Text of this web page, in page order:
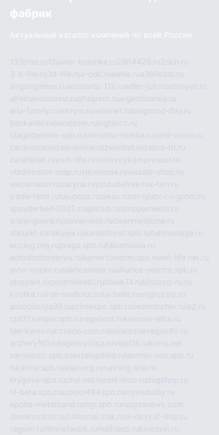
фабрик
Актуальный каталог компаний по всей России
133chel.ru13autor-kolonka.ru2864420.ru2rich.ru
3-d-file.ru3d-file.rua-cdc.ruaalse.rua380club.ru
airgungames.ruaccounts-112.ruadler-jun.ruadonyev.ru
alfeihavsalnassr.rualtaipant.ruargentinamia.ru
aria-family.ruarkrym.ruashanet.rubelgorod-day.ru
bankaribi.rubandamn.rubigfatcc.ru
blagodarenie-spb.ruborodino-media.rucard-voice.ru
cardvoice.ruzed-online.ruzvonitut.ruzebra-tlt.ru
zarafshan.ruyork-life.ruvintovoykompressor.ru
vladivostok-map.ruvlknrussia.ruwasabi-shop.ru
webamator.ruzaryna.ruyoutubefree.rux-ton.ru
trade-farm.rutajuncos.rutaksu.rutor-lyubov-i-grom.ru
spayderhed-2022.rusplclub.rustoppamedia.ru
snow-guard.ruslovar-ivrit.rucleanmedicine.ru
shkurki-karakulya.rukanotiforet.spb.rututmassage.ru
ecolog.org.rupraga.spb.rufalcorussia.ru
autodoctorservis.rukamertondom.spb.ru net-life.net.ru
avto-vozim.rusakhcamera.rualliance-electro.spb.ru
stroyavt.rucontrolweb1.rutdsak74.rukinzozo-ru.ru
kvotka.ru iron-snab.rucosta-bella.rueugrus.pp.ru
associaciya39.ruprimexpo.spb.rubezmorchin.ru ia2.ru
cpt21.ru ispecspb.ru regahost.rukolosok-elita.ru
tae-kwon.ruconsrio.com.ru insiam.ruavegainfo.ru
archery161.rubigencyclica.ruvlast16.rukorru.net
sarmiento.spb.suextelopedia.ru lammin-suo.spb.ru
iskatour.spb.rusnpi.org.ru running-line.ru
krygeva-spa.ruchel.net.ru rust-loco.rudugshop.ru
hl-beta.spb.ruschool494.spb.ru mymubaby.ru
epoha-metalband.ru ngr.spb.ru rusgosnews.com
dieselvostok.ru24hostel.msk.ruw-dev.ruf-ship.ru
regsmi.rufilmnetwork.ru malinasp.rukinosvin.ru